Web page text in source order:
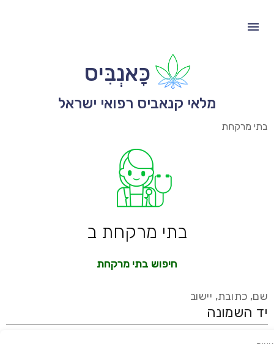
כָּאנְבִּיס
מלאי קנאביס רפואי ישראל
בתי מרקחת
בתי מרקחת ב
חיפוש בתי מרקחת
שם, כתובת, יישוב